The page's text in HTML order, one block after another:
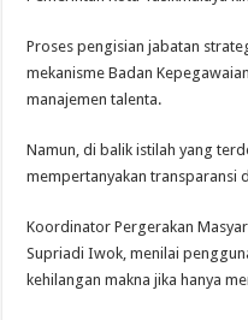
Proses pengisian jabatan
mekanisme Badan
manajemen talenta.
Namun, di balik istilah yang
mempertanyakan transparansi
Koordinator Pergerakan
Supriadi Iwok, menilai
kehilangan makna jika hanya